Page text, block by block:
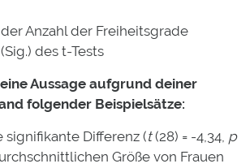
Anzahl der Freiheitsgrade
des t-Tests
Aussage aufgrund deiner
folgender Beispielsätze:
signifikante Differenz (t(28) = -4,34, p
Größe von Frauen